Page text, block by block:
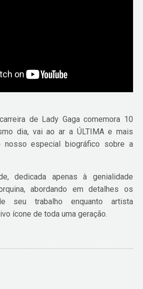
de Lady Gaga comemora 10
dia, vai ao ar a ÚLTIMA e mais
nosso especial biográfico sobre a
dedicada apenas à genialidade
abordando em detalhes os
seu trabalho enquanto artista
ícone de toda uma geração.